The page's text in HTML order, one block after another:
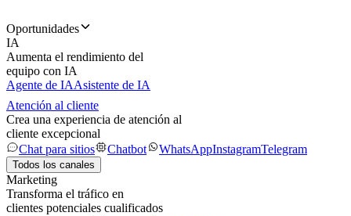
Oportunidades
IA
Aumenta el rendimiento del
equipo con IA
Agente de IAAsistente de IA
Atención al cliente
Crea una experiencia de atención al
cliente excepcional
Chat para sitios
Chatbot WhatsAppInstagramTelegram
Todos los canales
Marketing
Transforma el tráfico en
clientes potenciales cualificados